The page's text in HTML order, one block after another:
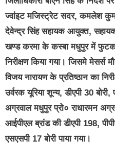
ज्वांइट मजिस्ट्रेट सदर, कमलेश
देवेन्द्र सिंह सहायक आयुक्त, सहायक
खण्ड करमा के कस्बा मधुपुर में
निरीक्षण किया गया। जिसमे मेसर्स
विजय नारायण के प्रतिष्ठान का
उर्वरक यूरिया शून्य, डीएपी 30
अग्रवाल मधुपुर प्रो० राधारमन
आईपीएल ब्रांड की डीएपी 198,
एसएसपी 17 बोरी पाया गया।